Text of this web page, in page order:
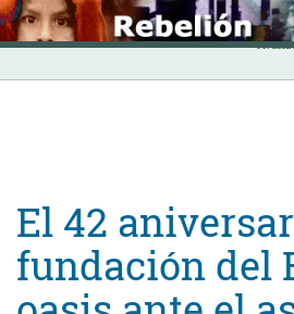
Skip
to
content
INICIO
El 42
fundación del